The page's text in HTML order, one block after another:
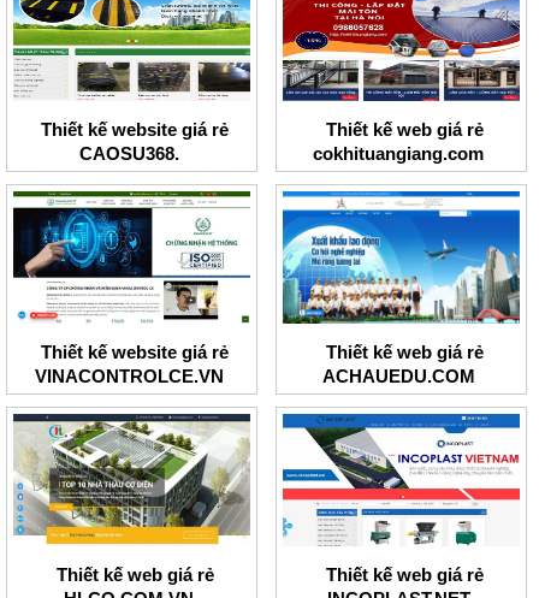
Thiết kế website giá rẻ
CAOSU368.
Thiết kế web giá rẻ
cokhituangiang.com
Thiết kế website giá rẻ
VINACONTROLCE.VN
Thiết kế web giá rẻ
ACHAUEDU.COM
Thiết kế web giá rẻ
Thiết kế web giá rẻ